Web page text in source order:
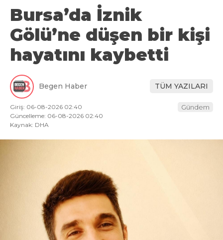
Bursa’da İznik
Gölü’ne düşen bir kişi
hayatını kaybetti
Begen Haber TÜM YAZILARI
Giriş: 06-08-2026 02:40
Güncelleme: 06-08-2026 02:40
Kaynak: DHA
Gündem